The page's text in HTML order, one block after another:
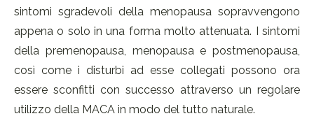
sintomi sgradevoli della menopausa sopravvengono
appena o solo in una forma molto attenuata. I sintomi
della premenopausa, menopausa e postmenopausa,
così come i disturbi ad esse collegati possono ora
essere sconfitti con successo attraverso un regolare
utilizzo della MACA in modo del tutto naturale.